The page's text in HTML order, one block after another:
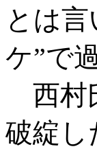
とは
ケ”で
西村
破綻し